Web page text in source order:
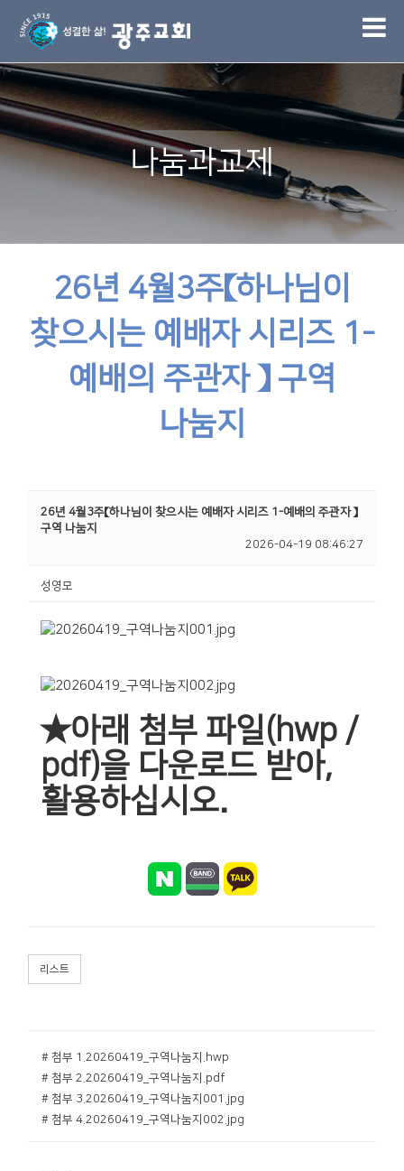
1
나눔과교제
26년 4월3주【하나님이
찾으시는 예배자 시리즈 1-
예배의 주관자 】 구역
나눔지
26년 4월3주【하나님이 찾으시는 예배자 시리즈 1-예배의 주관자 】
구역 나눔지
2026-04-19 08:46:27
성영모
★아래 첨부 파일(hwp /
pdf)을 다운로드 받아,
활용하십시오.
리스트
# 첨부 1.20260419_구역나눔지.hwp
# 첨부 2.20260419_구역나눔지.pdf
# 첨부 3.20260419_구역나눔지001.jpg
# 첨부 4.20260419_구역나눔지002.jpg